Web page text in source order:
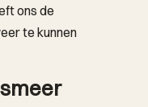
ons de
te kunnen